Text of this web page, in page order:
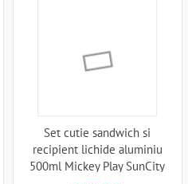
Set cutie sandwich si
recipient lichide aluminiu
500ml Mickey Play SunCity